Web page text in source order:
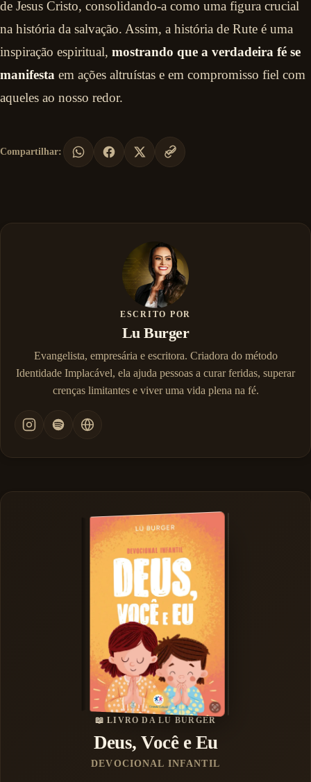
de Jesus Cristo, consolidando-a como uma figura crucial
na história da salvação. Assim, a história de Rute é uma
inspiração espiritual, mostrando que a verdadeira fé se
manifesta em ações altruístas e em compromisso fiel com
aqueles ao nosso redor.
Compartilhar:
ESCRITO POR
Lu Burger
Evangelista, empresária e escritora. Criadora do método
Identidade Implacável, ela ajuda pessoas a curar feridas, superar
crenças limitantes e viver uma vida plena na fé.
📖 LIVRO DA LU BURGER
Deus, Você e Eu
DEVOCIONAL INFANTIL